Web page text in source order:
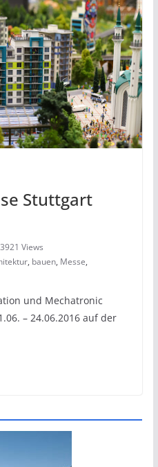
Stuttgart
3921 Views
, bauen, Messe,
und Mechatronic
– 24.06.2016 auf der